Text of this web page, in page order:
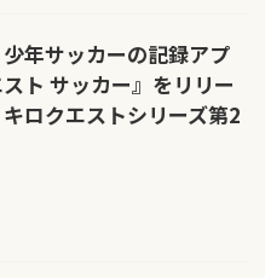
少年サッカーの記録アプ
ト サッカー』をリリー
ロクエストシリーズ第2